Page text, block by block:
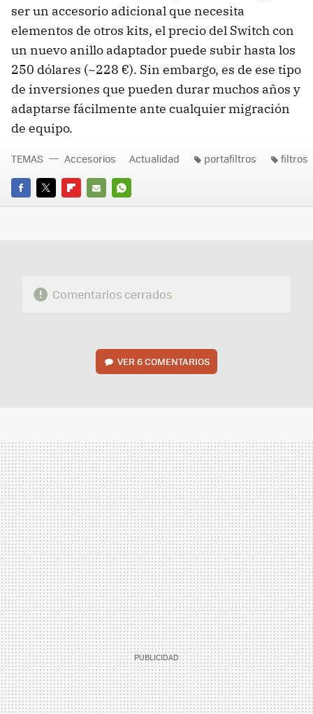
ser un accesorio adicional que necesita
elementos de otros kits, el precio del Switch con
un nuevo anillo adaptador puede subir hasta los
250 dólares (~228 €). Sin embargo, es de ese tipo
de inversiones que pueden durar muchos años y
adaptarse fácilmente ante cualquier migración
de equipo.
FACEBOOK
TWITTERFLIPBOARD
E-
WHATSAPP
TEMAS Accesorios Actualidad portafiltros filtros
Comentarios cerrados
VER 6 COMENTARIOS